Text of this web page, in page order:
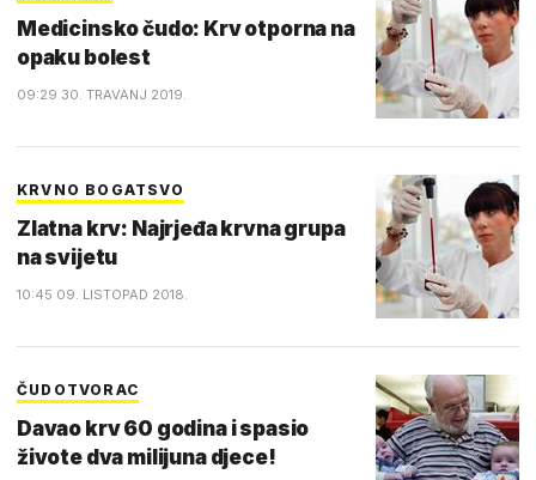
Medicinsko čudo: Krv otporna na
opaku bolest
09:29 30. TRAVANJ 2019.
KRVNO BOGATSVO
Zlatna krv: Najrjeđa krvna grupa
na svijetu
10:45 09. LISTOPAD 2018.
ČUDOTVORAC
Davao krv 60 godina i spasio
živote dva milijuna djece!